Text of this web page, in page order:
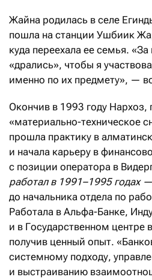
Жайна родилась в селе
пошла на станции Ушбиик
куда переехала ее семья. «За
«дрались», чтобы я
именно по их предмету», —
Окончив в 1993 году Нархоз,
«материально-техническое
прошла практику в
и начала карьеру в
с позиции оператора в
работал в 1991–1995 годах
до начальника отдела по
Работала в Альфа-Банке,
и в Государственном центре
получив ценный опыт.
системному подходу,
и выстраиванию